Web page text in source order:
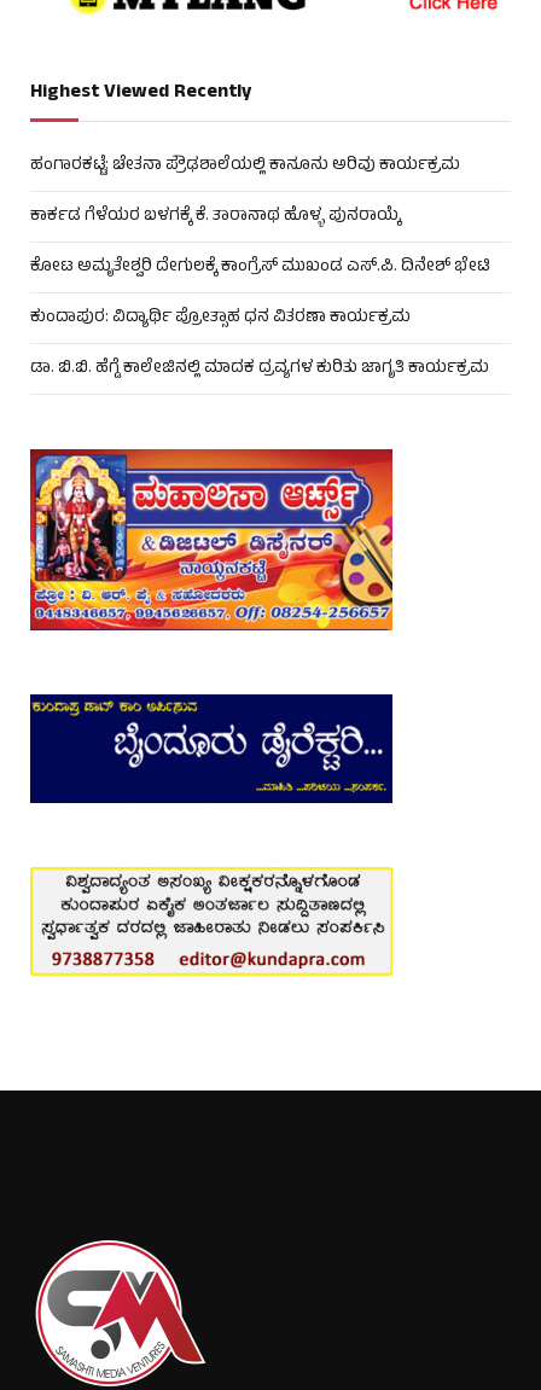
Highest Viewed Recently
ಹಂಗಾರಕಟ್ಟೆ: ಚೇತನಾ ಪ್ರೌಢಶಾಲೆಯಲ್ಲಿ ಕಾನೂನು ಅರಿವು ಕಾರ್ಯಕ್ರಮ
ಕಾರ್ಕಡ ಗೆಳೆಯರ ಬಳಗಕ್ಕೆ ಕೆ. ತಾರಾನಾಥ ಹೊಳ್ಳ ಪುನರಾಯ್ಕೆ
ಕೋಟ ಅಮೃತೇಶ್ವರಿ ದೇಗುಲಕ್ಕೆ ಕಾಂಗ್ರೆಸ್ ಮುಖಂಡ ಎಸ್.ಪಿ. ದಿನೇಶ್ ಭೇಟಿ
ಕುಂದಾಪುರ: ವಿದ್ಯಾರ್ಥಿ ಪ್ರೋತ್ಸಾಹ ಧನ ವಿತರಣಾ ಕಾರ್ಯಕ್ರಮ
ಡಾ. ಬಿ.ಬಿ. ಹೆಗ್ಡೆ ಕಾಲೇಜಿನಲ್ಲಿ ಮಾದಕ ದ್ರವ್ಯಗಳ ಕುರಿತು ಜಾಗೃತಿ ಕಾರ್ಯಕ್ರಮ